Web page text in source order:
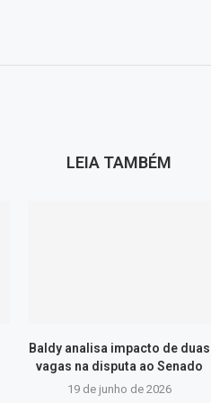
LEIA TAMBÉM
Baldy analisa impacto de duas
vagas na disputa ao Senado
19 de junho de 2026